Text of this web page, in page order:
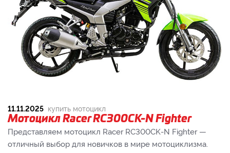
11.11.2025 купить мотоцикл
Мотоцикл Racer RC300CK-N Fighter
Представляем мотоцикл Racer RC300CK-N Fighter —
отличный выбор для новичков в мире мотоциклизма.